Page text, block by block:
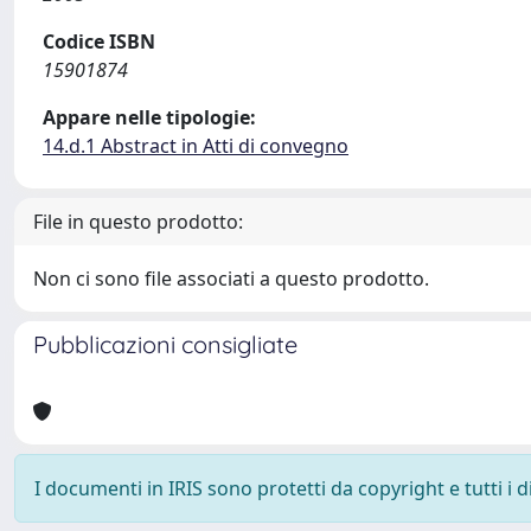
Codice ISBN
15901874
Appare nelle tipologie:
14.d.1 Abstract in Atti di convegno
File in questo prodotto:
Non ci sono file associati a questo prodotto.
Pubblicazioni consigliate
I documenti in IRIS sono protetti da copyright e tutti i